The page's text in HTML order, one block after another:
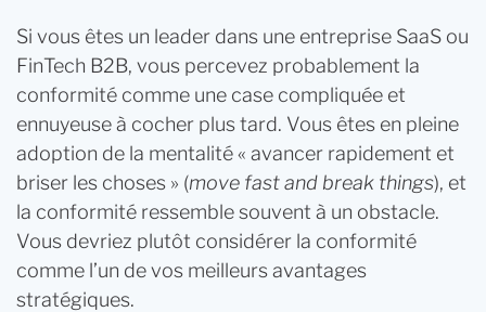
Si vous êtes un leader dans une entreprise SaaS ou
FinTech B2B, vous percevez probablement la
conformité comme une case compliquée et
ennuyeuse à cocher plus tard. Vous êtes en pleine
adoption de la mentalité « avancer rapidement et
briser les choses » (move fast and break things), et
la conformité ressemble souvent à un obstacle.
Vous devriez plutôt considérer la conformité
comme l’un de vos meilleurs avantages
stratégiques.